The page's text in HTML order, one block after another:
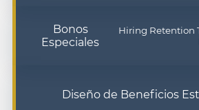
Bonos
Especiales
Hiring Retention
Diseño de Beneficios